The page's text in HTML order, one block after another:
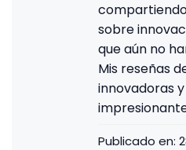
sobre
que aún no
Mis reseñas
innovadoras
Publicado en: